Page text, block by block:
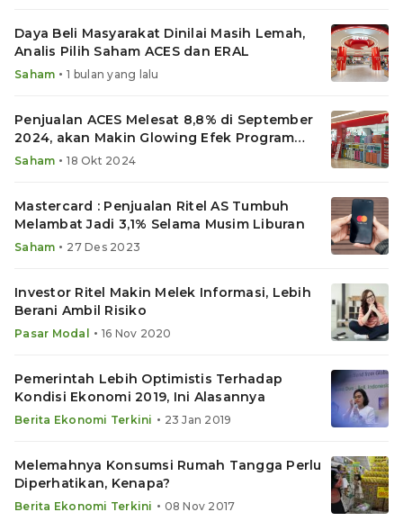
Daya Beli Masyarakat Dinilai Masih Lemah,
Analis Pilih Saham ACES dan ERAL
Saham • 1 bulan yang lalu
Penjualan ACES Melesat 8,8% di September
2024, akan Makin Glowing Efek Program
Prabowo?
Saham • 18 Okt 2024
Mastercard : Penjualan Ritel AS Tumbuh
Melambat Jadi 3,1% Selama Musim Liburan
Saham • 27 Des 2023
Investor Ritel Makin Melek Informasi, Lebih
Berani Ambil Risiko
Pasar Modal • 16 Nov 2020
Pemerintah Lebih Optimistis Terhadap
Kondisi Ekonomi 2019, Ini Alasannya
Berita Ekonomi Terkini • 23 Jan 2019
Melemahnya Konsumsi Rumah Tangga Perlu
Diperhatikan, Kenapa?
Berita Ekonomi Terkini • 08 Nov 2017